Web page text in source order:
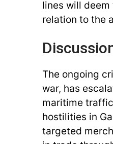
lines will
relation to the
The ongoing
war, has
maritime
hostilities in
targeted